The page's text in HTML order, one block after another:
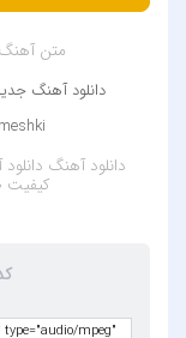
متن
دانلود آهنگ
دانلود آهنگ
کیفیت 320 + متن آهنگ